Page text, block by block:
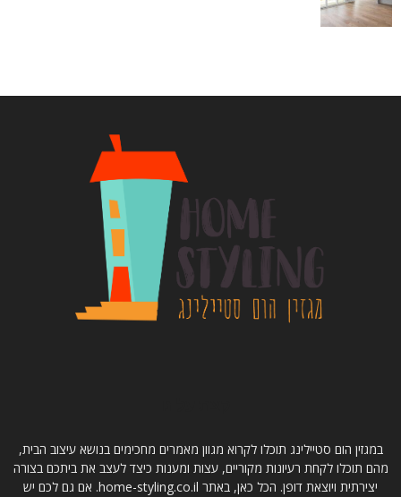
במגזין הום סטיילינג תוכלו לקרוא מגוון מאמרים מחכימים בנושא עיצוב הבית,
מהם תוכלו לקחת רעיונות מקוריים, עצות ומענות כיצד לעצב את ביתכם בצורה
יצירתית ויוצאת דופן. הכל כאן, באתר home-styling.co.il. אם גם לכם יש